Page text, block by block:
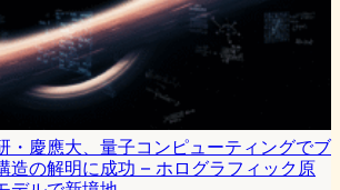
・慶應大、量子コンピューティングでブ
造の解明に成功 – ホログラフィック原